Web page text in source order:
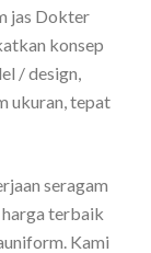
jas Dokter
konsep
/ design,
ukuran, tepat
seragam
terbaik
Kami